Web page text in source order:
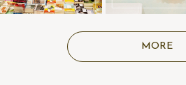
MORE